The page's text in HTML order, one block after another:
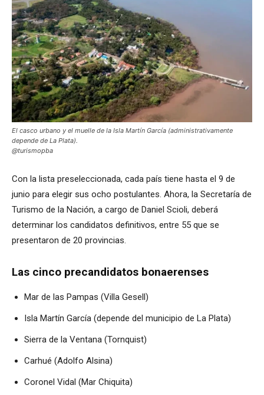
El casco urbano y el muelle de la Isla Martín García (administrativamente
depende de La Plata).
@turismopba
Con la lista preseleccionada, cada país tiene hasta el 9 de
junio para elegir sus ocho postulantes. Ahora, la Secretaría de
Turismo de la Nación, a cargo de Daniel Scioli, deberá
determinar los candidatos definitivos, entre 55 que se
presentaron de 20 provincias.
Las cinco precandidatos bonaerenses
Mar de las Pampas (Villa Gesell)
Isla Martín García (depende del municipio de La Plata)
Sierra de la Ventana (Tornquist)
Carhué (Adolfo Alsina)
Coronel Vidal (Mar Chiquita)